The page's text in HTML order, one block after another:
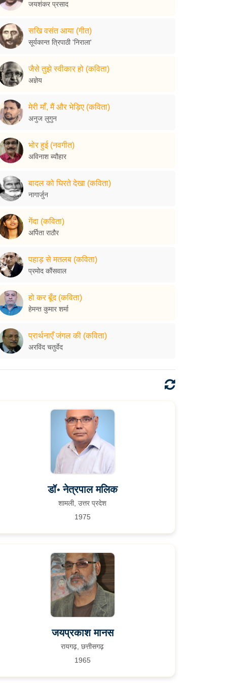
जयशंकर प्रसाद
सखि वसंत आया (गीत)
सूर्यकान्त त्रिपाठी 'निराला'
जैसे तुझे स्वीकार हो (कविता)
अज्ञेय
मेरी माँ, मैं और भेड़िए (कविता)
अनुज लुगुन
भोर हुई (नवगीत)
अविनाश ब्यौहार
बादल को घिरते देखा (कविता)
नागार्जुन
गेंदा (कविता)
अर्पिता राठौर
पहाड़ से मतलब (कविता)
प्रमोद कौंसवाल
हो कर बूँद (कविता)
हेमन्त कुमार शर्मा
प्रार्थनाएँ जंगल की (कविता)
अरविंद चतुर्वेद
डॉ॰ नेत्रपाल मलिक
शामली, उत्तर प्रदेश
1975
जयप्रकाश मानस
रायगढ़, छत्तीसगढ़
1965